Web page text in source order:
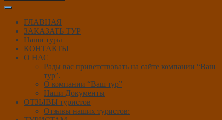
ГЛАВНАЯ
ЗАКАЗАТЬ ТУР
Наши туры
КОНТАКТЫ
О НАС
Рады вас приветствовать на сайте компании “Ваш
тур”.
О компании “Ваш тур”
Наши Документы
ОТЗЫВЫ туристов
Отзывы наших туристов: